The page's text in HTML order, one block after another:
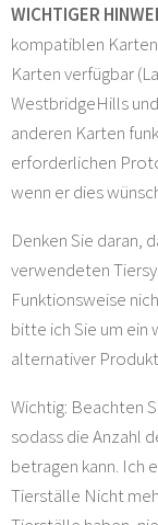
WICHTIGER
kompatiblen
Karten verfügbar
WestbridgeHills
anderen Karten
erforderlichen
wenn er dies
Denken Sie daran,
verwendeten
Funktionsweise
bitte ich Sie um ein
alternativer
Wichtig: Beachten
sodass die Anzahl
betragen kann. Ich
Tierställe Nicht